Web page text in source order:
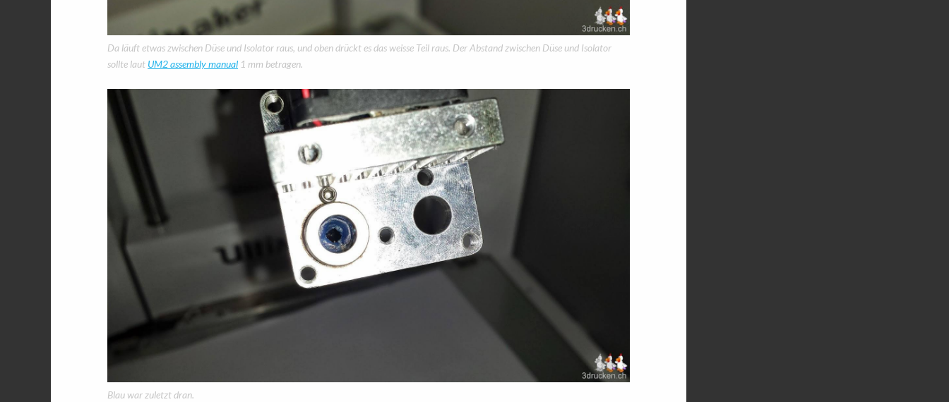
Da läuft etwas zwischen Düse und Isolator raus, und oben drückt es das weisse Teil raus. Der Abstand zwischen Düse und Isolator
sollte laut UM2 assembly manual 1 mm betragen.
Blau war zuletzt dran.